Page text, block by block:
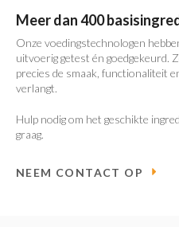
Meer dan 400
Onze voedingstechnologen
uitvoerig getest én goedgekeurd.
precies de smaak, functionaliteit
verlangt.
Hulp nodig om het geschikte
graag.
NEEM CONTACT OP